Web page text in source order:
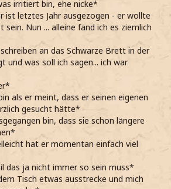
irritiert bin, ehe nicke*
ist letztes Jahr ausgezogen - er wollte
sein. Nun ... alleine fand ich es ziemlich
an das Schwarze Brett in der
und was soll ich sagen... ich war
als er meint, dass er seinen eigenen
gesucht hätte*
bin, dass sie schon längere
hat er momentan einfach viel
das ja nicht immer so sein muss*
Tisch etwas ausstrecke und mich